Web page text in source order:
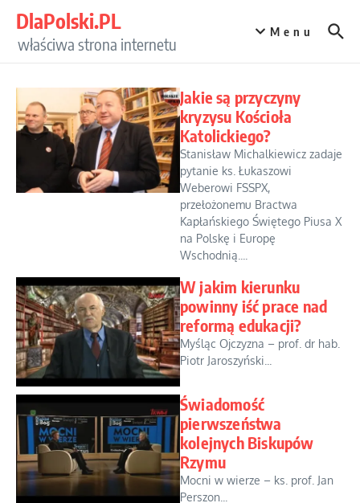
DlaPolski.PL
właściwa strona internetu
Menu
Jakie są przyczyny
kryzysu Kościoła
Katolickiego?
Stanisław Michalkiewicz zadaje
pytanie ks. Łukaszowi
Weberowi FSSPX,
przełożonemu Bractwa
Kapłańskiego Świętego Piusa X
na Polskę i Europę
Wschodnią....
W jakim kierunku
powinny iść prace nad
reformą edukacji?
Myśląc Ojczyzna – prof. dr hab.
Piotr Jaroszyński...
Świadomość
pierwszeństwa
kolejnych Biskupów
Rzymu
Mocni w wierze – ks. prof. Jan
Perszon...